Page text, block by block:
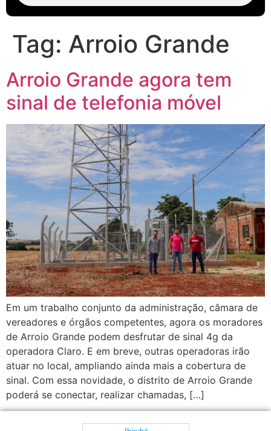
Tag: Arroio Grande
Arroio Grande agora tem
sinal de telefonia móvel
Em um trabalho conjunto da administração, câmara de
vereadores e órgãos competentes, agora os moradores
de Arroio Grande podem desfrutar de sinal 4g da
operadora Claro. E em breve, outras operadoras irão
atuar no local, ampliando ainda mais a cobertura de
sinal. Com essa novidade, o distrito de Arroio Grande
poderá se conectar, realizar chamadas, […]